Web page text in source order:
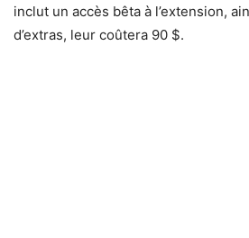
inclut un accès bêta à l’extension,
d’extras, leur coûtera 90 $.